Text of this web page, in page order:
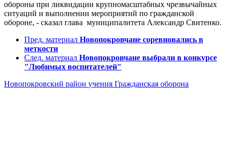
обороны при ликвидации крупномасштабных чрезвычайных
ситуаций и выполнении мероприятий по гражданской
обороне, - сказал глава муниципалитета Александр Свитенко.
Пред. материал Новопокровчане соревновались в
меткости
След. материал Новопокровчане выбрали в конкурсе
"Любимых воспитателей"
Новопокровский район учения Гражданская оборона